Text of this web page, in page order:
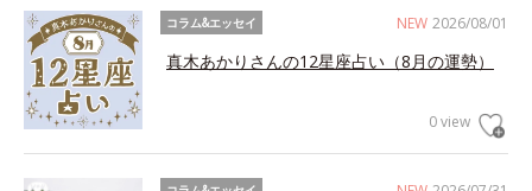
NEW 2026/08/01
コラム&エッセイ
真木あかりさんの12星座占い（8月の運勢）
0 view